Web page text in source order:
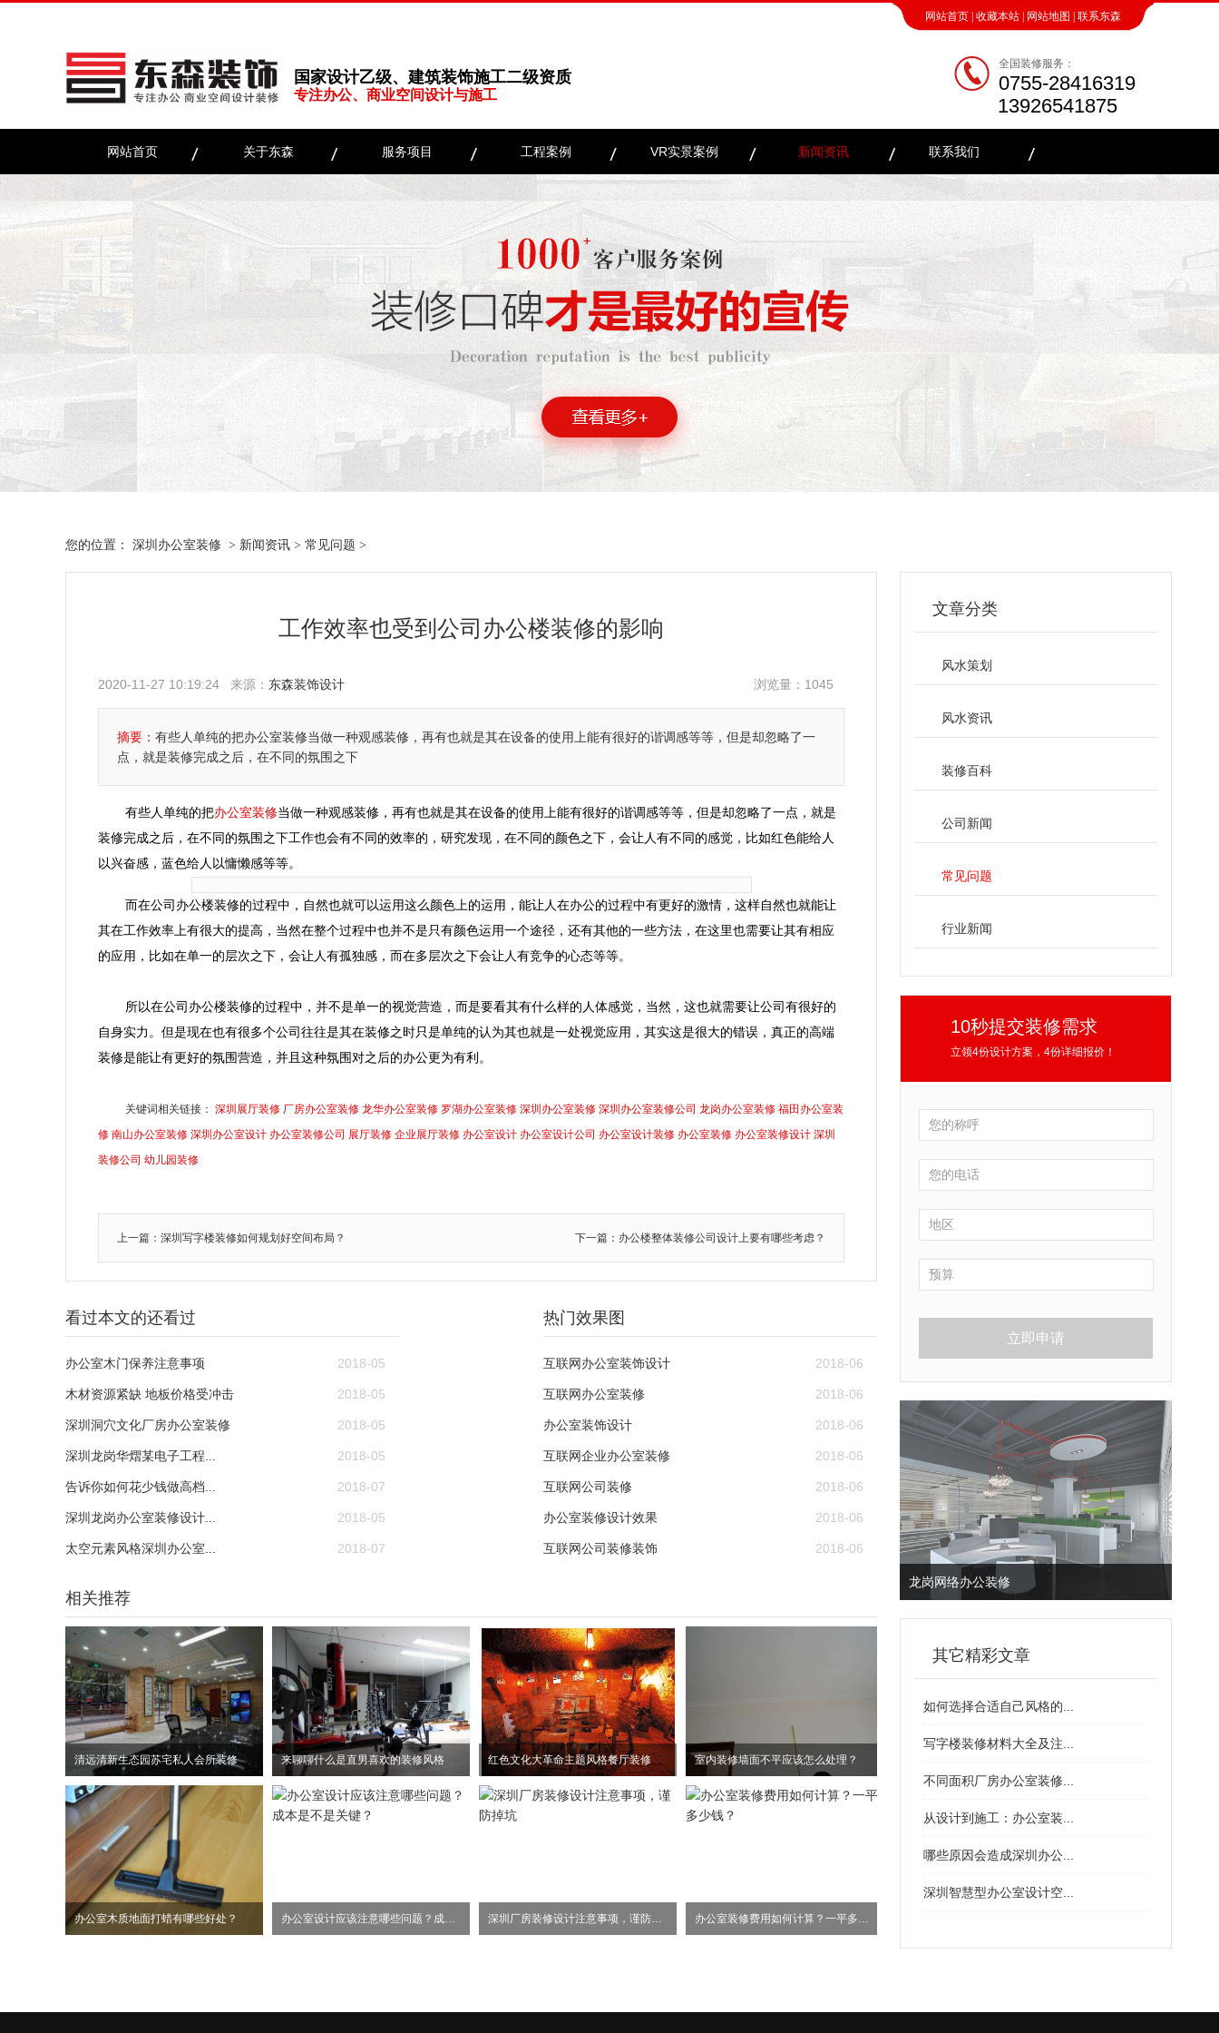
网站首页 收藏本站 网站地图 联系东森
国家设计乙级、建筑装饰施工二级资质
专注办公、商业空间设计与施工
全国装修服务：
0755-28416319
13926541875
网站首页 关于东森 服务项目 工程案例 VR实景案例 新闻资讯 联系我们
您的位置： 深圳办公室装修 > 新闻资讯 > 常见问题 >
工作效率也受到公司办公楼装修的影响
2020-11-27 10:19:24 来源： 东森装饰设计 浏览量： 1045
摘要： 有些人单纯的把办公室装修当做一种观感装修，再有也就是其在设备的使用上能有很好的谐调感等等，但是却忽略了一
点，就是装修完成之后，在不同的氛围之下
有些人单纯的把办公室装修当做一种观感装修，再有也就是其在设备的使用上能有很好的谐调感等等，但是却忽略了一点，就是
装修完成之后，在不同的氛围之下工作也会有不同的效率的，研究发现，在不同的颜色之下，会让人有不同的感觉，比如红色能给人
以兴奋感，蓝色给人以慵懒感等等。
而在公司办公楼装修的过程中，自然也就可以运用这么颜色上的运用，能让人在办公的过程中有更好的激情，这样自然也就能让
其在工作效率上有很大的提高，当然在整个过程中也并不是只有颜色运用一个途径，还有其他的一些方法，在这里也需要让其有相应
的应用，比如在单一的层次之下，会让人有孤独感，而在多层次之下会让人有竞争的心态等等。
所以在公司办公楼装修的过程中，并不是单一的视觉营造，而是要看其有什么样的人体感觉，当然，这也就需要让公司有很好的
自身实力。但是现在也有很多个公司往往是其在装修之时只是单纯的认为其也就是一处视觉应用，其实这是很大的错误，真正的高端
装修是能让有更好的氛围营造，并且这种氛围对之后的办公更为有利。
关键词相关链接： 深圳展厅装修 厂房办公室装修 龙华办公室装修 罗湖办公室装修 深圳办公室装修 深圳办公室装修公司 龙岗办公室装修 福田办公室装
修 南山办公室装修 深圳办公室设计 办公室装修公司 展厅装修 企业展厅装修 办公室设计 办公室设计公司 办公室设计装修 办公室装修 办公室装修设计 深圳
装修公司 幼儿园装修
上一篇：深圳写字楼装修如何规划好空间布局？ 下一篇：办公楼整体装修公司设计上要有哪些考虑？
看过本文的还看过
办公室木门保养注意事项 2018-05
木材资源紧缺 地板价格受冲击 2018-05
深圳洞穴文化厂房办公室装修 2018-05
深圳龙岗华熠某电子工程... 2018-05
告诉你如何花少钱做高档... 2018-07
深圳龙岗办公室装修设计... 2018-05
太空元素风格深圳办公室... 2018-07
热门效果图
互联网办公室装饰设计 2018-06
互联网办公室装修 2018-06
办公室装饰设计 2018-06
互联网企业办公室装修 2018-06
互联网公司装修 2018-06
办公室装修设计效果 2018-06
互联网公司装修装饰 2018-06
相关推荐
清远清新生态园苏宅私人会所装修 来聊聊什么是直男喜欢的装修风格 红色文化大革命主题风格餐厅装修 室内装修墙面不平应该怎么处理？
办公室木质地面打蜡有哪些好处？ 办公室设计应该注意哪些问题？成本是不是关键？ 深圳厂房装修设计注意事项，谨防掉坑 办公室装修费用如何计算？一平多少钱？
文章分类
风水策划
风水资讯
装修百科
公司新闻
常见问题
行业新闻
10秒提交装修需求
立领4份设计方案，4份详细报价！
立即申请
龙岗网络办公装修
其它精彩文章
如何选择合适自己风格的...
写字楼装修材料大全及注...
不同面积厂房办公室装修...
从设计到施工：办公室装...
哪些原因会造成深圳办公...
深圳智慧型办公室设计空...